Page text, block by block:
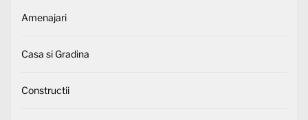
Amenajari
Casa si Gradina
Constructii